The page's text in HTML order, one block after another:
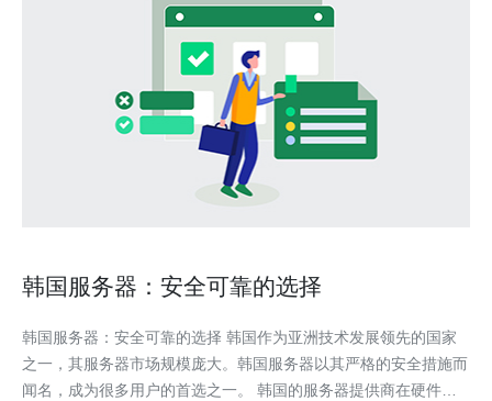
韩国服务器：安全可靠的选择
韩国服务器：安全可靠的选择 韩国作为亚洲技术发展领先的国家
之一，其服务器市场规模庞大。韩国服务器以其严格的安全措施而
闻名，成为很多用户的首选之一。 韩国的服务器提供商在硬件和